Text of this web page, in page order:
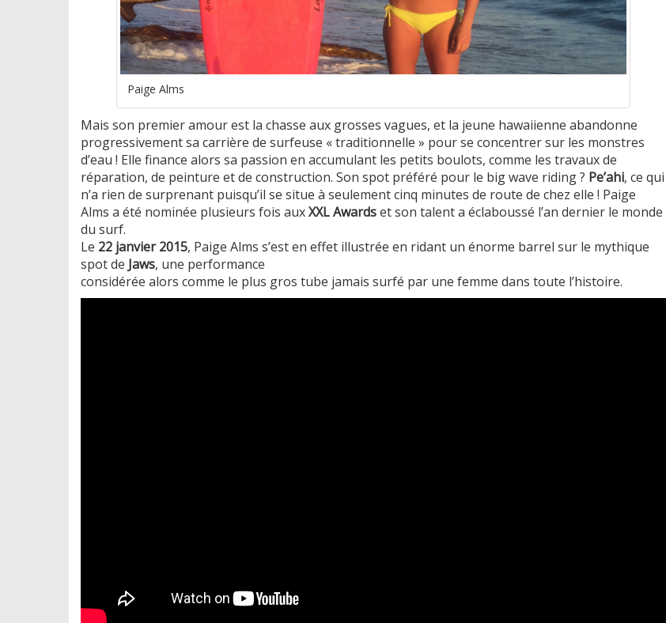
Paige Alms
Mais son premier amour est la chasse aux grosses vagues, et la jeune hawaiienne abandonne
progressivement sa carrière de surfeuse « traditionnelle » pour se concentrer sur les monstres
d’eau ! Elle finance alors sa passion en accumulant les petits boulots, comme les travaux de
réparation, de peinture et de construction. Son spot préféré pour le big wave riding ? Pe’ahi, ce qui
n’a rien de surprenant puisqu’il se situe à seulement cinq minutes de route de chez elle ! Paige
Alms a été nominée plusieurs fois auxXXL Awardset son talent a éclaboussé l’an dernier le monde
du surf.
Le 22 janvier 2015, Paige Alms s’est en effet illustrée en ridant un énorme barrel sur le mythique
spot de Jaws, une performance
considérée alors comme le plus gros tube jamais surfé par une femme dans toute l’histoire.